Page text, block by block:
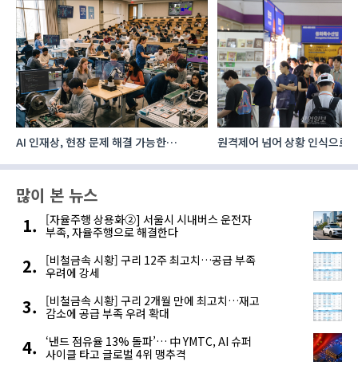
AI 인재상, 현장 문제 해결 가능한
원격제어 넘어 상황 인식으로,
많이 본 뉴스
[자율주행 상용화②] 서울시 시내버스 운전자
부족, 자율주행으로 해결한다
[비철금속 시황] 구리 12주 최고치…공급 부족
우려에 강세
[비철금속 시황] 구리 2개월 만에 최고치…재고
감소에 공급 부족 우려 확대
‘낸드 점유율 13% 돌파’… 中 YMTC, AI 슈퍼
사이클 타고 글로벌 4위 맹추격